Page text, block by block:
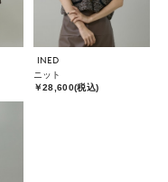
INED
ニット
￥28,600(税込)